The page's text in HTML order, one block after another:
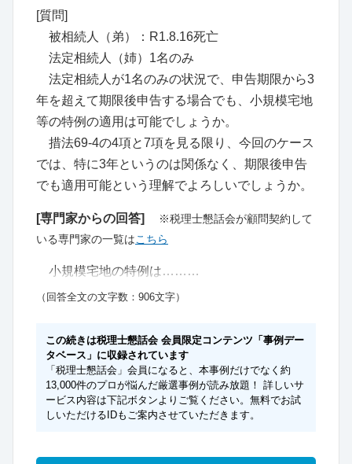
[質問]
被相続人（弟）：R1.8.16死亡
法定相続人（姉）1名のみ
法定相続人が1名のみの状況で、申告期限から3
年を超えて期限後申告する場合でも、小規模宅地
等の特例の適用は可能でしょうか。
措法69-4の4項と7項を見る限り、今回のケース
では、特に3年というのは関係なく、期限後申告
でも適用可能という理解でよろしいでしょうか。
[専門家からの回答]
※税理士懇話会が顧問契約して
いる専門家の一覧はこちら
小規模宅地の特例は………
（回答全文の文字数：906文字）
この続きは税理士懇話会 会員限定コンテンツ「事例デー
タベース」に収録されています
「税理士懇話会」会員になると、本事例だけでなく約
13,000件のプロが悩んだ厳選事例が読み放題！ 詳しいサ
ービス内容は下記ボタンよりご覧ください。無料でお試
しいただけるIDもご案内させていただきます。